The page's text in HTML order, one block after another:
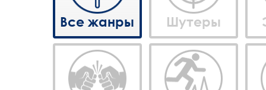
Все жанры Шутеры